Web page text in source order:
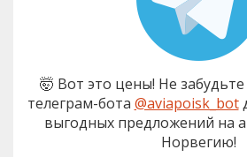
🤯 Вот это цены! Не
телеграм-бота @aviapoisk_bot
выгодных предложений на
Норвегию!